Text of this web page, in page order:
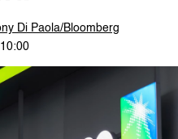
Di Paola/Bloomberg